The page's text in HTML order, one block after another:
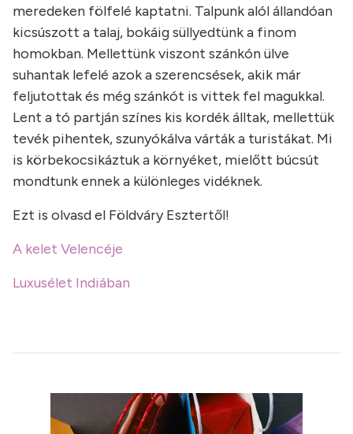
meredeken fölfelé kaptatni. Talpunk alól állandóan
kicsúszott a talaj, bokáig süllyedtünk a finom
homokban. Mellettünk viszont szánkón ülve
suhantak lefelé azok a szerencsések, akik már
feljutottak és még szánkót is vittek fel magukkal.
Lent a tó partján színes kis kordék álltak, mellettük
tevék pihentek, szunyókálva várták a turistákat. Mi
is körbekocsikáztuk a környéket, mielőtt búcsút
mondtunk ennek a különleges vidéknek.
Ezt is olvasd el Földváry Esztertől!
A kelet Velencéje
Luxusélet Indiában